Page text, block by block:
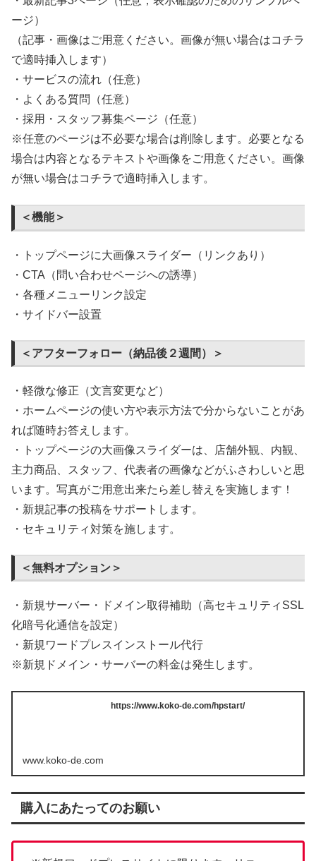
ージ）
（記事・画像はご用意ください。画像が無い場合はコチラ
で適時挿入します）
・サービスの流れ（任意）
・よくある質問（任意）
・採用・スタッフ募集ページ（任意）
※任意のページは不必要な場合は削除します。必要となる
場合は内容となるテキストや画像をご用意ください。画像
が無い場合はコチラで適時挿入します。
＜機能＞
・トップページに大画像スライダー（リンクあり）
・CTA（問い合わせページへの誘導）
・各種メニューリンク設定
・サイドバー設置
＜アフターフォロー（納品後２週間）＞
・軽微な修正（文言変更など）
・ホームページの使い方や表示方法で分からないことがあ
れば随時お答えします。
・トップページの大画像スライダーは、店舗外観、内観、
主力商品、スタッフ、代表者の画像などがふさわしいと思
います。写真がご用意出来たら差し替えを実施します！
・新規記事の投稿をサポートします。
・セキュリティ対策を施します。
＜無料オプション＞
・新規サーバー・ドメイン取得補助（高セキュリティSSL
化暗号化通信を設定）
・新規ワードプレスインストール代行
※新規ドメイン・サーバーの料金は発生します。
https://www.koko-de.com/hpstart/
www.koko-de.com
購入にあたってのお願い